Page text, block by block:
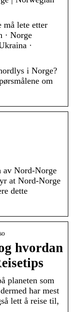
må lete etter
· Norge
·
i Norge?
om
av Nord-Norge
at Nord-Norge
dette
hvordan
planeten som
har mest
lett å reise til,